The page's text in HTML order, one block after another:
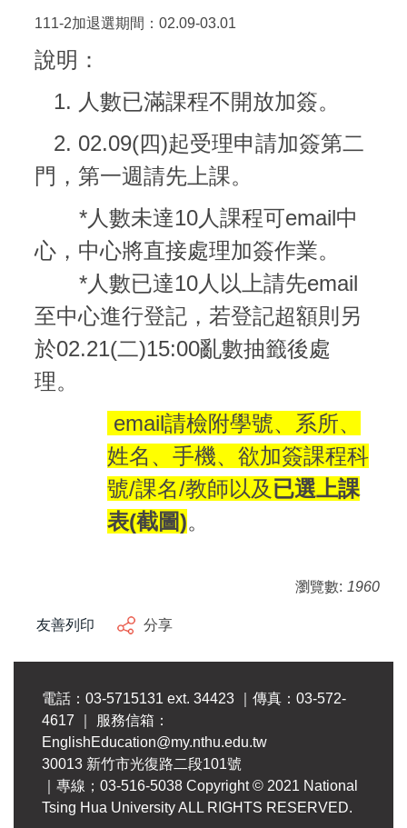
111-2加退選期間：02.09-03.01
說明：
1. 人數已滿課程不開放加簽。
2. 02.09(四)起受理申請加簽第二
門，第一週請先上課。
*人數未達10人課程可email中
心，中心將直接處理加簽作業。
*人數已達10人以上請先email
至中心進行登記，若登記超額則另
於02.21(二)15:00亂數抽籤後處
理。
email請檢附學號、系所、
姓名、手機、欲加簽課程科
號/課名/教師以及 已選上課
表(截圖)。
瀏覽數: 1960
友善列印 分享
電話：03-5715131 ext. 34423 ｜傳真：03-572-
4617 ｜ 服務信箱：
EnglishEducation@my.nthu.edu.tw
30013 新竹市光復路二段101號
｜專線；03-516-5038 Copyright © 2021 National
Tsing Hua University ALL RIGHTS RESERVED.